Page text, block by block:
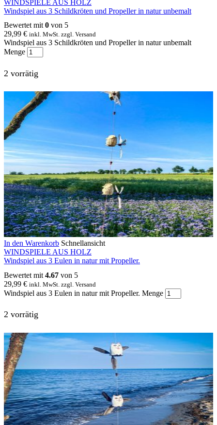
WINDSPIELE AUS HOLZ
Windspiel aus 3 Schildkröten und Propeller in natur unbemalt
Bewertet mit 0 von 5
29,99 € inkl. MwSt. zzgl. Versand
Windspiel aus 3 Schildkröten und Propeller in natur unbemalt
Menge
2 vorrätig
In den Warenkorb Schnellansicht
WINDSPIELE AUS HOLZ
Windspiel aus 3 Eulen in natur mit Propeller.
Bewertet mit 4.67 von 5
29,99 € inkl. MwSt. zzgl. Versand
Windspiel aus 3 Eulen in natur mit Propeller. Menge
2 vorrätig